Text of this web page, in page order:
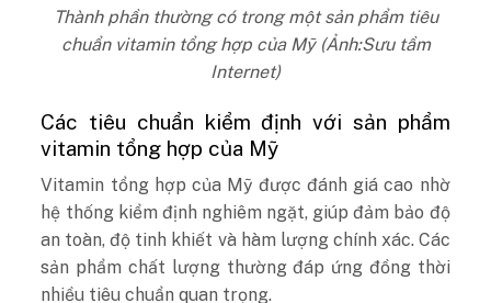
Thành phần thường có trong một sản phẩm tiêu
chuẩn vitamin tổng hợp của Mỹ (Ảnh:Sưu tầm
Internet)
Các tiêu chuẩn kiểm định với sản phẩm
vitamin tổng hợp của Mỹ
Vitamin tổng hợp của Mỹ được đánh giá cao nhờ
hệ thống kiểm định nghiêm ngặt, giúp đảm bảo độ
an toàn, độ tinh khiết và hàm lượng chính xác. Các
sản phẩm chất lượng thường đáp ứng đồng thời
nhiều tiêu chuẩn quan trọng.